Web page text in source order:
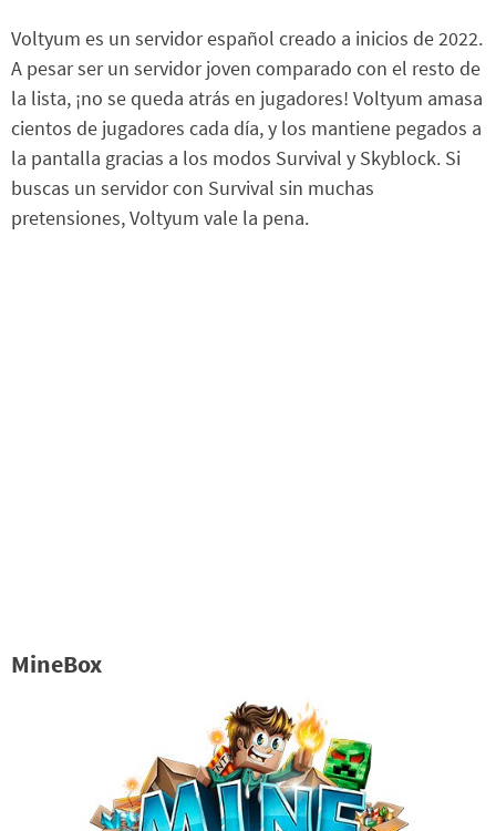
Voltyum es un servidor español creado a inicios de 2022.
A pesar ser un servidor joven comparado con el resto de
la lista, ¡no se queda atrás en jugadores! Voltyum amasa
cientos de jugadores cada día, y los mantiene pegados a
la pantalla gracias a los modos Survival y Skyblock. Si
buscas un servidor con Survival sin muchas
pretensiones, Voltyum vale la pena.
MineBox